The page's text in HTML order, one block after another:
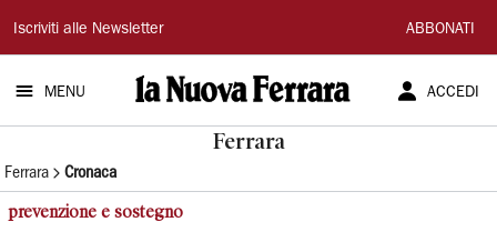
La
Nuova
Ferrara
Iscriviti alle Newsletter ABBONATI
MENU ACCEDI
Ferrara
Ferrara Cronaca
prevenzione e sostegno